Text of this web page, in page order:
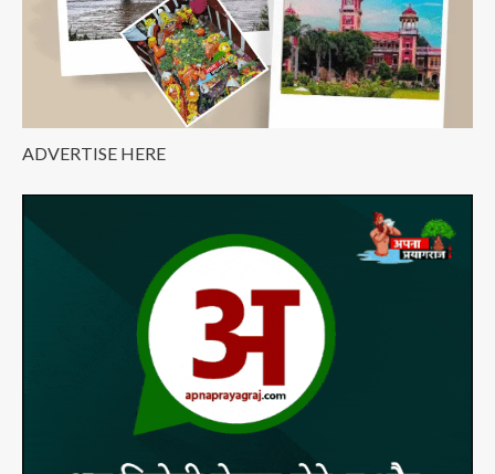
ADVERTISE HERE